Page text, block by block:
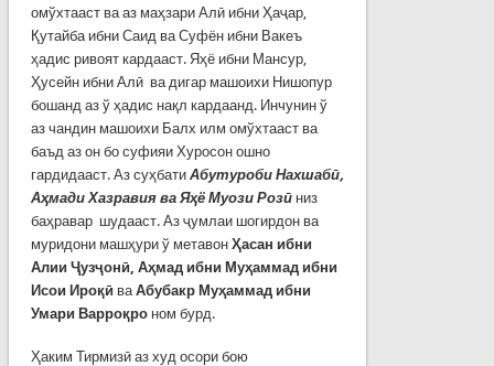
омўхтааст ва аз маҳзари Алӣ ибни Ҳаҷар,
Қутайба ибни Саид ва Суфён ибни Вакеъ
ҳадис ривоят кардааст. Яҳё ибни Мансур,
Ҳусейн ибни Алӣ ва дигар машоихи Нишопур
бошанд аз ў ҳадис нақл кардаанд. Инчунин ў
аз чандин машоихи Балх илм омўхтааст ва
баъд аз он бо суфияи Хуросон ошно
гардидааст. Аз суҳбати Абутуроби Нахшабӣ,
Аҳмади Хазравия ва Яҳё Муози Розӣниз
баҳравар шудааст. Аз ҷумлаи шогирдон ва
муридони машҳури ў метавон Ҳасан ибни
Алии Ҷузҷонӣ, Аҳмад ибни Муҳаммад ибни
Исои Ироқӣ ваАбубакр Муҳаммад ибни
Умари Варроқроном бурд.
Ҳаким Тирмизӣ аз худ осори бою